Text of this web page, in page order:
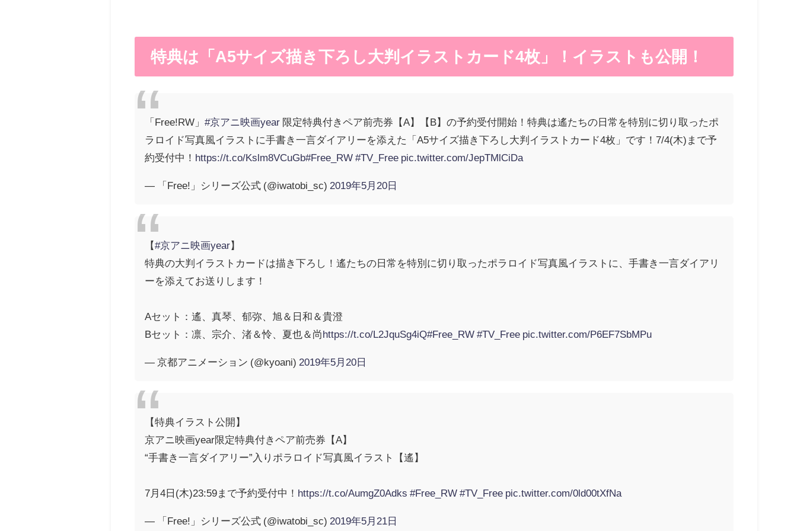
特典は「A5サイズ描き下ろし大判イラストカード4枚」！イラストも公開！
「Free!RW」#京アニ映画year 限定特典付きペア前売券【A】【B】の予約受付開始！特典は遙たちの日常を特別に切り取ったポ
ラロイド写真風イラストに手書き一言ダイアリーを添えた「A5サイズ描き下ろし大判イラストカード4枚」です！7/4(木)まで予
約受付中！ https://t.co/Kslm8VCuGb#Free_RW #TV_Free pic.twitter.com/JepTMlCiDa
— 「Free!」シリーズ公式 (@iwatobi_sc) 2019年5月20日
【#京アニ映画year】
特典の大判イラストカードは描き下ろし！遙たちの日常を特別に切り取ったポラロイド写真風イラストに、手書き一言ダイアリ
ーを添えてお送りします！
Aセット：遙、真琴、郁弥、旭＆日和＆貴澄
Bセット：凛、宗介、渚＆怜、夏也＆尚https://t.co/L2JquSg4iQ#Free_RW #TV_Free pic.twitter.com/P6EF7SbMPu
— 京都アニメーション (@kyoani) 2019年5月20日
【特典イラスト公開】
京アニ映画year限定特典付きペア前売券【A】
“手書き一言ダイアリー”入りポラロイド写真風イラスト【遙】
7月4日(木)23:59まで予約受付中！ https://t.co/AumgZ0Adks #Free_RW #TV_Free pic.twitter.com/0ld00tXfNa
— 「Free!」シリーズ公式 (@iwatobi_sc) 2019年5月21日